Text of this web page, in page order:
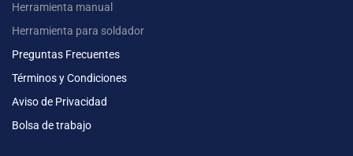
Herramienta manual
Herramienta para soldador
Preguntas Frecuentes
Términos y Condiciones
Aviso de Privacidad
Bolsa de trabajo